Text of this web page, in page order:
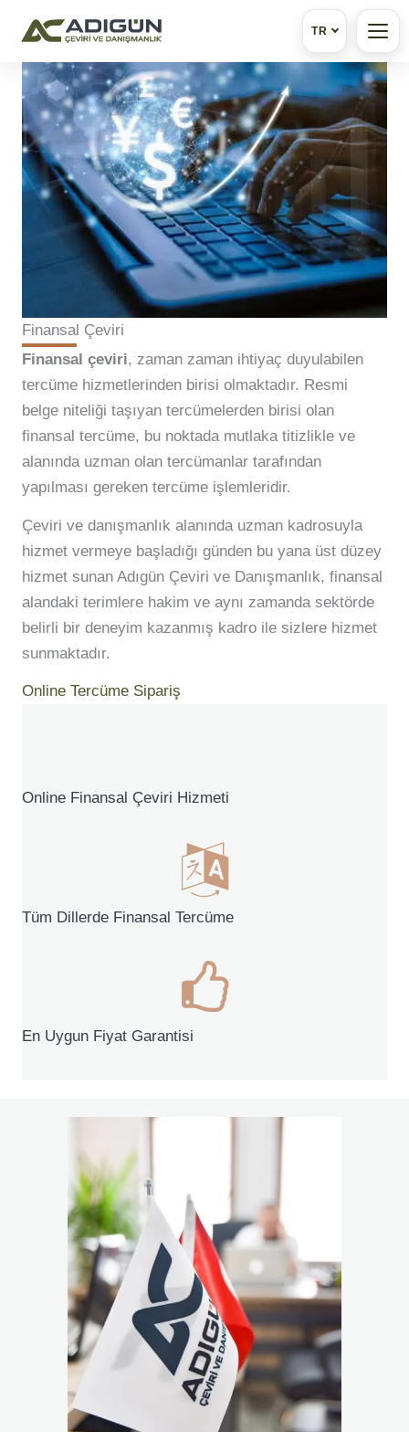
TR
İçeriğe
atla
Finansal Çeviri
Finansal çeviri, zaman zaman ihtiyaç duyulabilen
tercüme hizmetlerinden birisi olmaktadır. Resmi
belge niteliği taşıyan tercümelerden birisi olan
finansal tercüme, bu noktada mutlaka titizlikle ve
alanında uzman olan tercümanlar tarafından
yapılması gereken tercüme işlemleridir.
Çeviri ve danışmanlık alanında uzman kadrosuyla
hizmet vermeye başladığı günden bu yana üst düzey
hizmet sunan Adıgün Çeviri ve Danışmanlık, finansal
alandaki terimlere hakim ve aynı zamanda sektörde
belirli bir deneyim kazanmış kadro ile sizlere hizmet
sunmaktadır.
Online Tercüme Sipariş
Online Finansal Çeviri Hizmeti
Tüm Dillerde Finansal Tercüme
En Uygun Fiyat Garantisi